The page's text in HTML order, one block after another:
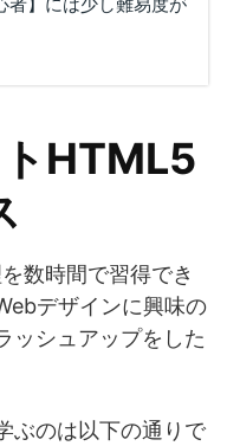
HTML5
数時間で習得でき
デザインに興味の
ッシュアップをした
ぶのは以下の通りで